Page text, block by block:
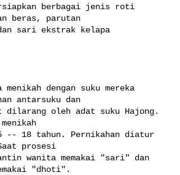
berbagai jenis roti
beras, parutan
sari ekstrak kelapa
menikah dengan suku mereka
antarsuku dan
dilarang oleh adat suku Hajong.
-- 18 tahun. Pernikahan diatur
prosesi
wanita memakai "sari" dan
"dhoti".